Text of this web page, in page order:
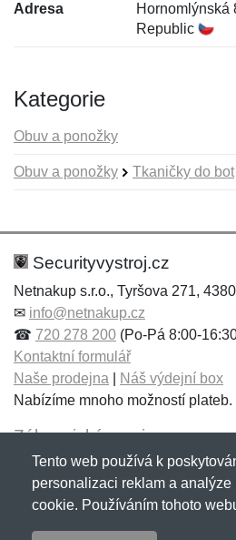
Adresa
Hornomlýnská
Republic
Kategorie
Obuv a ponožky
Obuv a ponožky Tkaničky do bot
Hodnocení:
Jméno: *
Zpráva*
Jméno:
E-mail:*
Securityvystroj.cz
Netnakup s.r.o., Tyršova 271,
✉ info@netnakup.cz
☎ 720 278 200 (Po-Pá 8:00-
Kontaktní formulář
Naše prodejna
Náš výdejní box
Nabízíme mnoho možností plateb.
Zákaznický servis
Novinky emailem
Tento web používá k
personalizaci reklam a
cookie. Používáním tohoto